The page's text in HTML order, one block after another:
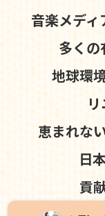
音楽メディ
多くの
地球環
恵まれな
日
貢